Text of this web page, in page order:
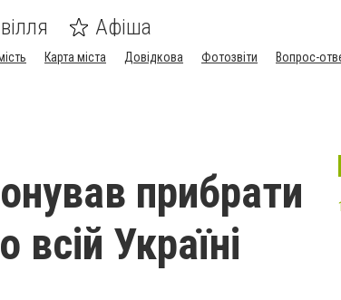
Афіша
Карта міста Довідкова Фотозвіти Вопрос-
прибрати
Україні